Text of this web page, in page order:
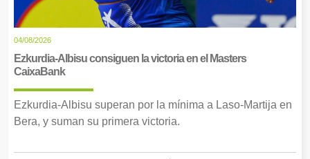
04/08/2026
Ezkurdia-Albisu consiguen la victoria en el Masters
CaixaBank
Ezkurdia-Albisu superan por la mínima a Laso-Martija en
Bera, y suman su primera victoria.